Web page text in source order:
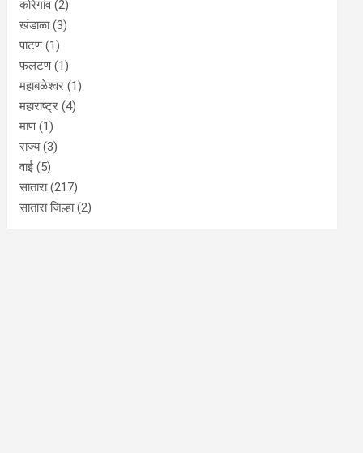
कोरेगांव(2)
खंडाळा(3)
पाटण(1)
फलटण(1)
महाबळेश्वर (1)
महाराष्ट्र (4)
माण(1)
राज्य(3)
वाई (5)
सातारा(217)
सातारा जिल्हा(2)